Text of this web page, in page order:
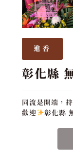
進香
彰化縣
同流是開端，
歡迎
彰化縣